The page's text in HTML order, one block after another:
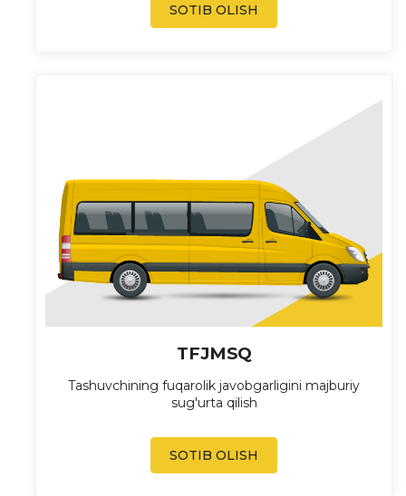
SOTIB OLISH
TFJMSQ
Tashuvchining fuqarolik javobgarligini majburiy
sug'urta qilish
SOTIB OLISH